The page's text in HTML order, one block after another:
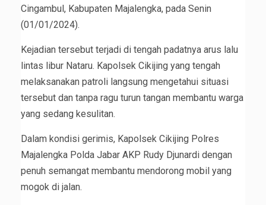
Cingambul, Kabupaten Majalengka, pada Senin
(01/01/2024).
Kejadian tersebut terjadi di tengah padatnya arus lalu
lintas libur Nataru. Kapolsek Cikijing yang tengah
melaksanakan patroli langsung mengetahui situasi
tersebut dan tanpa ragu turun tangan membantu warga
yang sedang kesulitan.
Dalam kondisi gerimis, Kapolsek Cikijing Polres
Majalengka Polda Jabar AKP Rudy Djunardi dengan
penuh semangat membantu mendorong mobil yang
mogok di jalan.